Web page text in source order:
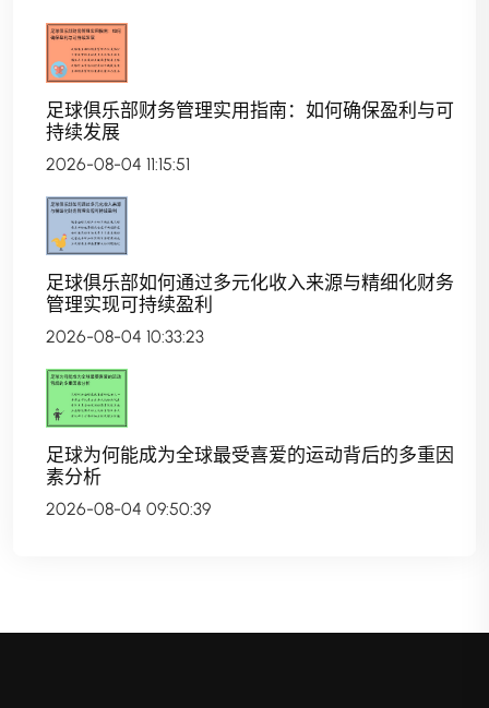
足球俱乐部财务管理实用指南：如何确保盈利与可
持续发展
2026-08-04 11:15:51
足球俱乐部如何通过多元化收入来源与精细化财务
管理实现可持续盈利
2026-08-04 10:33:23
足球为何能成为全球最受喜爱的运动背后的多重因
素分析
2026-08-04 09:50:39